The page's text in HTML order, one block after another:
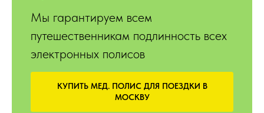
Мы гарантируем всем
путешественникам подлинность всех
электронных полисов
КУПИТЬ МЕД. ПОЛИС ДЛЯ ПОЕЗДКИ В
МОСКВУ